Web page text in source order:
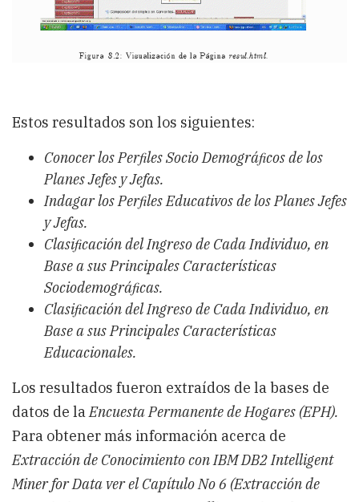
Estos resultados son los siguientes:
Conocer los Perﬁles Socio Demográﬁcos de los
Planes Jefes y Jefas.
Indagar los Perﬁles Educativos de los Planes Jefes
y Jefas.
Clasiﬁcación del Ingreso de Cada Individuo, en
Base a sus Principales Características
Sociodemográﬁcas.
Clasiﬁcación del Ingreso de Cada Individuo, en
Base a sus Principales Características
Educacionales.
Los resultados fueron extraídos de la bases de
datos de laEncuesta Permanente de Hogares (EPH).
Para obtener más información acerca de
Extracción de Conocimiento con IBM DB2 Intelligent
Miner for Data ver el Capítulo No 6 (Extracción de